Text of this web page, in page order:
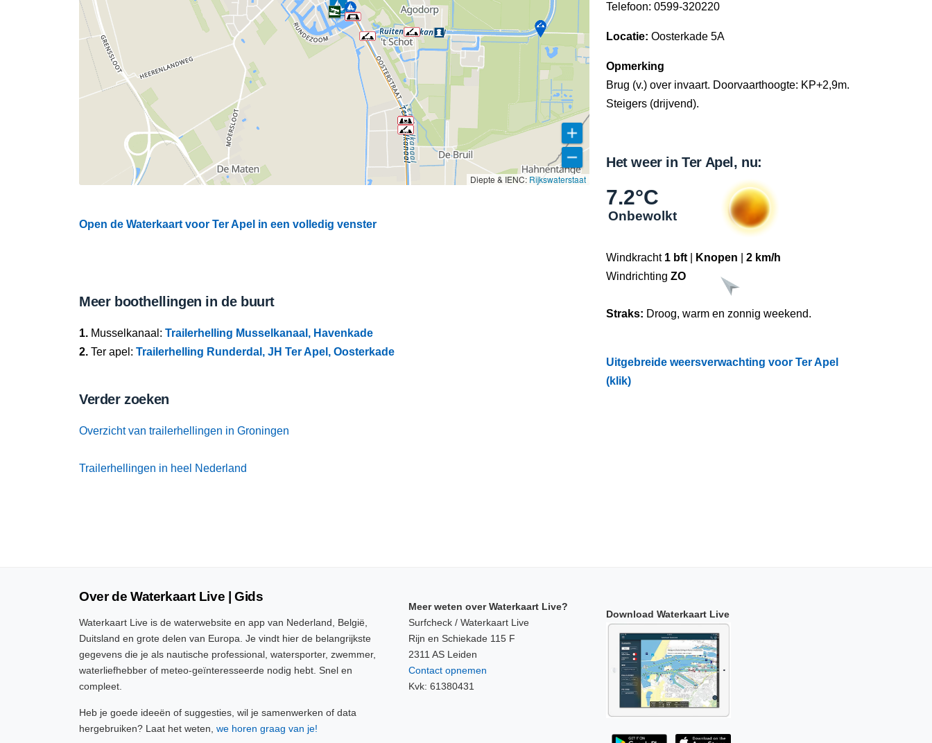
Diepte & IENC: Rijkswaterstaat
Open de Waterkaart voor Ter Apel in een volledig venster
Meer boothellingen in de buurt
1. Musselkanaal: Trailerhelling Musselkanaal, Havenkade
2. Ter apel: Trailerhelling Runderdal, JH Ter Apel, Oosterkade
Verder zoeken
Overzicht van trailerhellingen in Groningen
Trailerhellingen in heel Nederland
Telefoon: 0599-320220
Locatie: Oosterkade 5A
Opmerking
Brug (v.) over invaart. Doorvaarthoogte: KP+2,9m.
Steigers (drijvend).
Het weer in Ter Apel, nu:
7.2°C
Onbewolkt
Windkracht 1 bft Knopen
2 km/h
Windrichting ZO
Straks: Droog, warm en zonnig weekend.
Uitgebreide weersverwachting voor Ter Apel
(klik)
Over de Waterkaart Live | Gids
Waterkaart Live is de waterwebsite en app van Nederland, België,
Duitsland en grote delen van Europa. Je vindt hier de belangrijkste
gegevens die je als nautische professional, watersporter, zwemmer,
waterliefhebber of meteo-geïnteresseerde nodig hebt. Snel en
compleet.
Heb je goede ideeën of suggesties, wil je samenwerken of data
hergebruiken? Laat het weten, we horen graag van je!
Meer weten over Waterkaart Live?
Surfcheck / Waterkaart Live
Rijn en Schiekade 115 F
2311 AS Leiden
Contact opnemen
Kvk: 61380431
Download Waterkaart Live